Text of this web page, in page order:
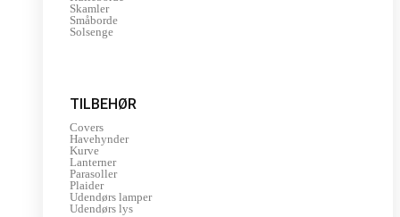
Skamler
Småborde
Solsenge
TILBEHØR
Covers
Havehynder
Kurve
Lanterner
Parasoller
Plaider
Udendørs lamper
Udendørs lys